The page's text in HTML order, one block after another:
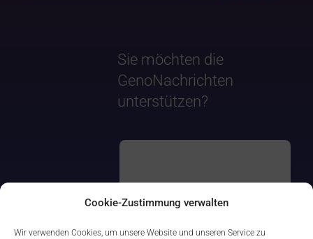
Cookie-Zustimmung verwalten
Wir verwenden Cookies, um unsere Website und unseren Service zu
Sie möchten die
GenoNachrichten
unterstützen?